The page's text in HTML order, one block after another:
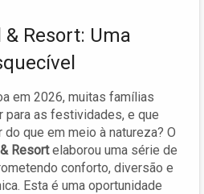
Resort: Uma
em 2026, muitas famílias
para as festividades, e que
que em meio à natureza? O
Resortelaborou uma série de
conforto, diversão e
Esta é uma oportunidade